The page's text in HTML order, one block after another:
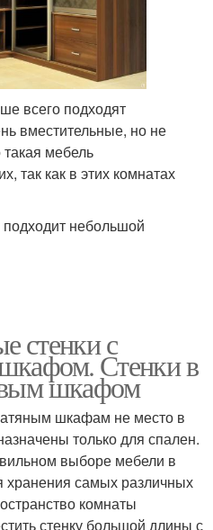
всего подходят
вместительные, но не
мебель
так как в этих комнатах
небольшой
стенки с
Стенки в
шкафом
шкафам не место в
только для спален.
выборе мебели в
хранения самых различных
комнаты
стенку большой длины с